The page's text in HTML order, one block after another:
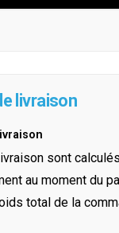
livraison
sont
au moment du
total de la